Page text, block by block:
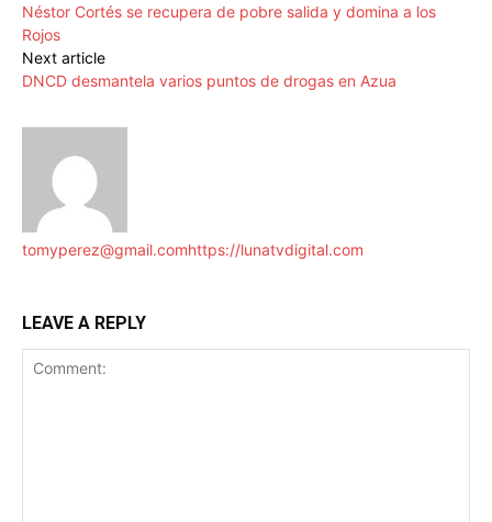
Néstor Cortés se recupera de pobre salida y domina a los
Rojos
Next article
DNCD desmantela varios puntos de drogas en Azua
tomyperez@gmail.comhttps://lunatvdigital.com
LEAVE A REPLY